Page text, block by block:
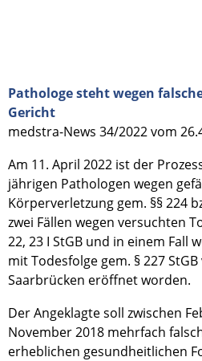
Pathologe steht wegen
Gericht
medstra-News 34/2022 vom
Am 11. April 2022 ist der
jährigen Pathologen wegen
Körperverletzung gem. §§ 224
zwei Fällen wegen versuchten
22, 23 I StGB und in einem Fall
mit Todesfolge gem. § 227
Saarbrücken eröffnet worden.
Der Angeklagte soll zwischen
November 2018 mehrfach
erheblichen gesundheitlichen